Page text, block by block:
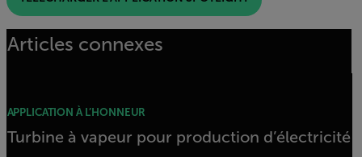
Articles connexes
APPLICATION À L’HONNEUR
Turbine à vapeur pour production d’électricité